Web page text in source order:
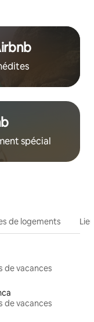
spécial
de logements
de vacances
de vacances